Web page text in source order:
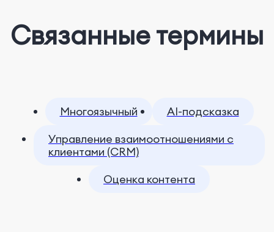
Связанные термины
Многоязычный
AI-подсказка
Управление взаимоотношениями с
клиентами (CRM)
Оценка контента